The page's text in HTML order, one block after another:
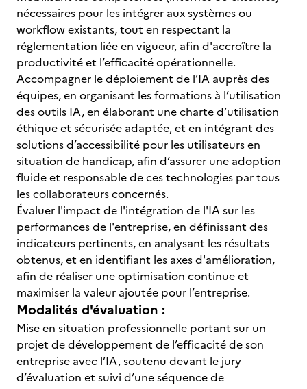
nécessaires pour les intégrer aux systèmes ou
workflow existants, tout en respectant la
réglementation liée en vigueur, afin d'accroître la
productivité et l’efficacité opérationnelle.
Accompagner le déploiement de l’IA auprès des
équipes, en organisant les formations à l’utilisation
des outils IA, en élaborant une charte d’utilisation
éthique et sécurisée adaptée, et en intégrant des
solutions d’accessibilité pour les utilisateurs en
situation de handicap, afin d’assurer une adoption
fluide et responsable de ces technologies par tous
les collaborateurs concernés.
Évaluer l'impact de l'intégration de l'IA sur les
performances de l'entreprise, en définissant des
indicateurs pertinents, en analysant les résultats
obtenus, et en identifiant les axes d'amélioration,
afin de réaliser une optimisation continue et
maximiser la valeur ajoutée pour l’entreprise.
Modalités d'évaluation :
Mise en situation professionnelle portant sur un
projet de développement de l’efficacité de son
entreprise avec l’IA, soutenu devant le jury
d’évaluation et suivi d’une séquence de